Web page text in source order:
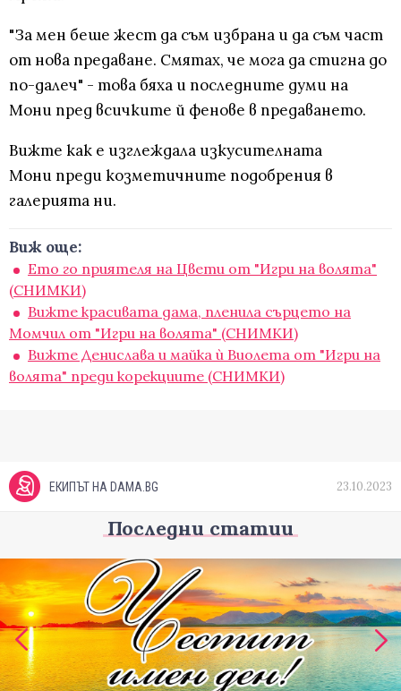
"За мен беше жест да съм избрана и да съм част
от нова предаване. Смятах, че мога да стигна до
по-далеч" - това бяха и последните думи на
Мони пред всичките й фенове в предаването.
Вижте как е изглеждала изкусителната
Мони преди козметичните подобрения в
галерията ни.
Виж още:
Ето го приятеля на Цвети от "Игри на волята"
(СНИМКИ)
Вижте красивата дама, пленила сърцето на
Момчил от "Игри на волята" (СНИМКИ)
Вижте Денислава и майка ѝ Виолета от "Игри на
волята" преди корекциите (СНИМКИ)
ЕКИПЪТ НА DAMA.BG 23.10.2023
Последни статии